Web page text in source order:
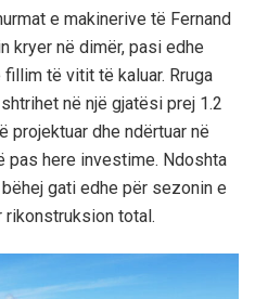
e makinerive të Fernand
kryer në dimër, pasi edhe
të vitit të kaluar. Rruga
në një gjatësi prej 1.2
projektuar dhe ndërtuar në
pas here investime. Ndoshta
gati edhe për sezonin e
rikonstruksion total.